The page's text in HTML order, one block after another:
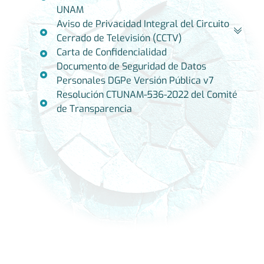
UNAM
Aviso de Privacidad Integral del Circuito
Cerrado de Televisión (CCTV)
Carta de Confidencialidad
Documento de Seguridad de Datos
Personales DGPe Versión Pública v7
Resolución CTUNAM-536-2022 del Comité
de Transparencia